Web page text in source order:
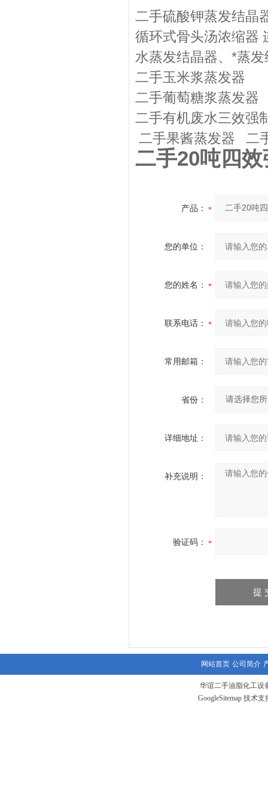
二手硫酸钾蒸发结晶
循环式骨头汤浓缩器
水蒸发结晶器、*蒸
二手玉米浆蒸发器
二手葡萄糖浆蒸发器
二手有机废水三效强
二手果酱蒸发器 二
二手20吨四
产品：
您的单位：
您的姓名：
联系电话：
常用邮箱：
省份：
详细地址：
补充说明：
验证码：
网站首页 公司简介
华谊二手油脂化工设
GoogleSitemap 技术支